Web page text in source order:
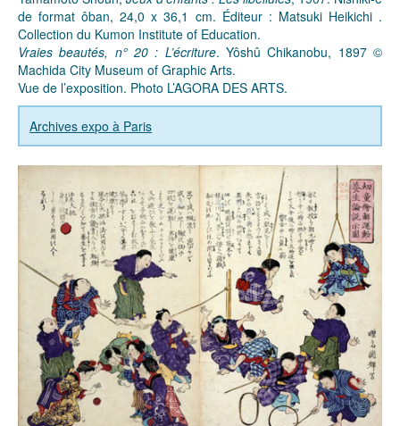
de format ôban, 24,0 x 36,1 cm. Éditeur : Matsuki Heikichi .
Collection du Kumon Institute of Education.
Vraies beautés, n° 20 : L’écriture. Yôshû Chikanobu, 1897 ©
Machida City Museum of Graphic Arts.
Vue de l’exposition. Photo L’AGORA DES ARTS.
Archives expo à Paris